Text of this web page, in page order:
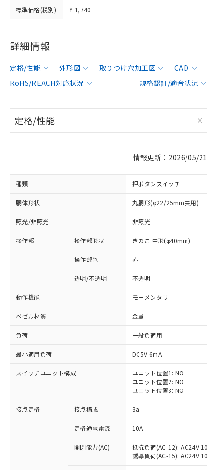
標準価格(税別) ¥ 1,740
詳細情報
定格/性能 外形図 取りつけ穴加工図
CAD
RoHS/REACH対応状況
規格認証/適合状況
定格/性能
情報更新：2026/05/21
種類 押ボタンスイッチ
胴体形状 丸胴形(φ22/25mm共用)
照光/非照光 非照光
操作部 操作部形状 きのこ 中形(φ40mm)
操作部色 赤
透明/不透明 不透明
動作機能 モーメンタリ
ベゼル材質 金属
負荷 一般負荷用
最小適用負荷 DC5V 6mA
スイッチユニット構成
ユニット位置1: NO
ユニット位置2: NO
ユニット位置3: NO
接点定格 接点構成 3a
定格通電電流 10A
開閉能力(AC)
抵抗負荷(AC-12): AC24V 10A/
誘導負荷(AC-15): AC24V
※1 対応状況
対応済み：EU RoHS指令（10物質）の
非含有に対応した製品が提供可能な商品で
対応予定：EU RoHS指令（10物質）の非含